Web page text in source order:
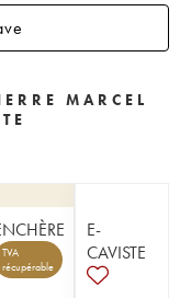
MARCEL
TVA
récupérable
E-
CAVISTE